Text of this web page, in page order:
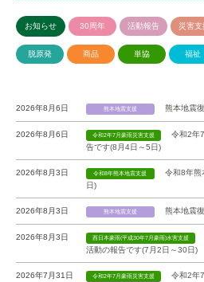
お知らせ 30周年 活動報告 災害支
脱原発 商品 単協 福祉
2026年8月6日 熊本地震支援 熊本地震
2026年8月6日 令和2年7月豪雨災害支援
令和2年
告です(8月4日～5日)
2026年8月3日 令和8年熊本地震支援
令和8年熊
日)
2026年8月3日 熊本地震支援 熊本地震
2026年8月3日 西日本豪雨(平成30年7月豪雨)水害支援
活動の報告です(7月2日～30日)
2026年7月31日 令和2年7月豪雨災害支援
令和2年